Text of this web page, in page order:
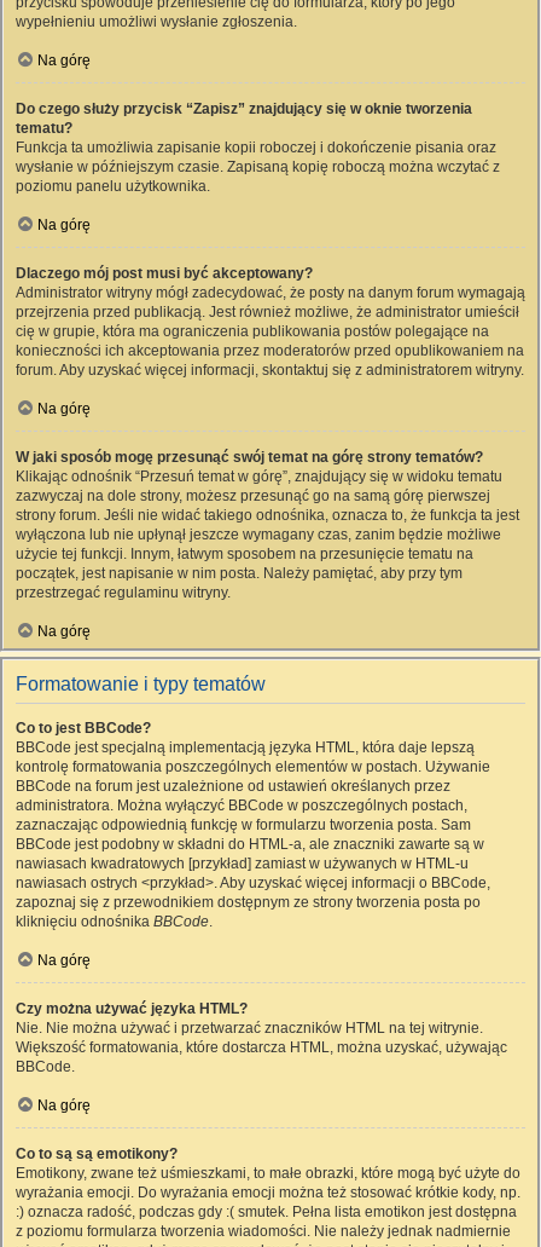
wypełnieniu umożliwi wysłanie zgłoszenia.
Na górę
Do czego służy przycisk “Zapisz” znajdujący się w oknie tworzenia
tematu?
Funkcja ta umożliwia zapisanie kopii roboczej i dokończenie pisania oraz
wysłanie w późniejszym czasie. Zapisaną kopię roboczą można wczytać z
poziomu panelu użytkownika.
Na górę
Dlaczego mój post musi być akceptowany?
Administrator witryny mógł zadecydować, że posty na danym forum wymagają
przejrzenia przed publikacją. Jest również możliwe, że administrator umieścił
cię w grupie, która ma ograniczenia publikowania postów polegające na
konieczności ich akceptowania przez moderatorów przed opublikowaniem na
forum. Aby uzyskać więcej informacji, skontaktuj się z administratorem witryny.
Na górę
W jaki sposób mogę przesunąć swój temat na górę strony tematów?
Klikając odnośnik “Przesuń temat w górę”, znajdujący się w widoku tematu
zazwyczaj na dole strony, możesz przesunąć go na samą górę pierwszej
strony forum. Jeśli nie widać takiego odnośnika, oznacza to, że funkcja ta jest
wyłączona lub nie upłynął jeszcze wymagany czas, zanim będzie możliwe
użycie tej funkcji. Innym, łatwym sposobem na przesunięcie tematu na
początek, jest napisanie w nim posta. Należy pamiętać, aby przy tym
przestrzegać regulaminu witryny.
Na górę
Formatowanie i typy tematów
Co to jest BBCode?
BBCode jest specjalną implementacją języka HTML, która daje lepszą
kontrolę formatowania poszczególnych elementów w postach. Używanie
BBCode na forum jest uzależnione od ustawień określanych przez
administratora. Można wyłączyć BBCode w poszczególnych postach,
zaznaczając odpowiednią funkcję w formularzu tworzenia posta. Sam
BBCode jest podobny w składni do HTML-a, ale znaczniki zawarte są w
nawiasach kwadratowych [przykład] zamiast w używanych w HTML-u
nawiasach ostrych <przykład>. Aby uzyskać więcej informacji o BBCode,
zapoznaj się z przewodnikiem dostępnym ze strony tworzenia posta po
kliknięciu odnośnika BBCode.
Na górę
Czy można używać języka HTML?
Nie. Nie można używać i przetwarzać znaczników HTML na tej witrynie.
Większość formatowania, które dostarcza HTML, można uzyskać, używając
BBCode.
Na górę
Co to są są emotikony?
Emotikony, zwane też uśmieszkami, to małe obrazki, które mogą być użyte do
wyrażania emocji. Do wyrażania emocji można też stosować krótkie kody, np.
:) oznacza radość, podczas gdy :( smutek. Pełna lista emotikon jest dostępna
z poziomu formularza tworzenia wiadomości. Nie należy jednak nadmiernie